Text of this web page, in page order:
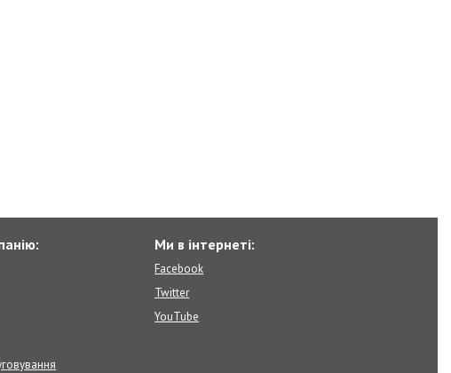
Ми в інтернеті:
Facebook
Twitter
YouTube